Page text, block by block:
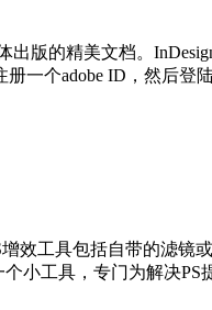
版的精美文档。
一个adobe ID，然后登
效工具包括自带的滤镜
小工具，专门为解决